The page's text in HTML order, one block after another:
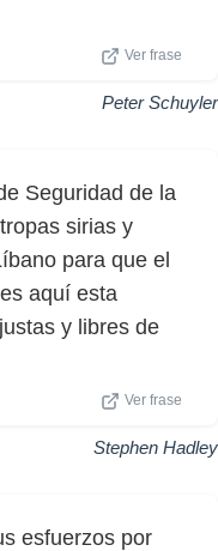
Ver frase
Peter Schuyler
Seguridad de la
sirias y
para que el
aquí esta
y libres de
Ver frase
Stephen Hadley
esfuerzos por